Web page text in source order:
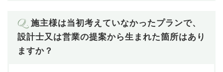
Q. 施主様は当初考えていなかったプランで、
設計士又は営業の提案から生まれた箇所はあり
ますか？